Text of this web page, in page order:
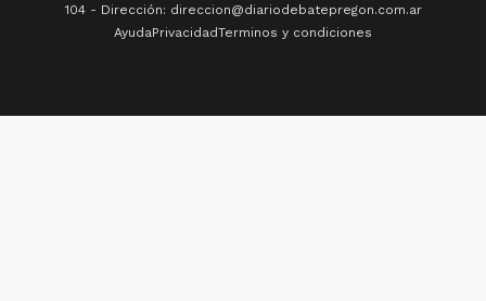
104 - Dirección: direccion@diariodebatepregon.com.ar
AyudaPrivacidadTerminos y condiciones